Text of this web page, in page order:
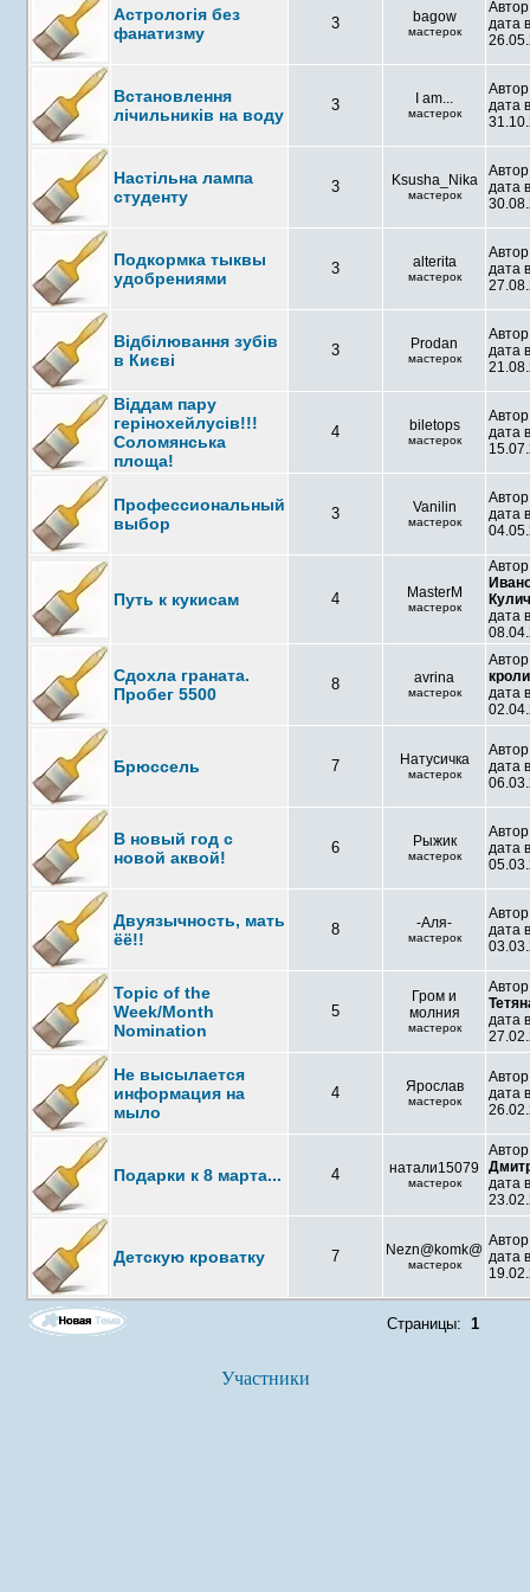
Астрологія без
фанатизму
3 bagow
мастерок
дата
Встановлення
лічильників на воду
3 I am...
мастерок
дата
Настільна лампа
студенту
3 Ksusha_Nika
мастерок
дата
Подкормка тыквы
удобрениями
3 alterita
мастерок
дата
Відбілювання зубів
в Києві
3 Prodan
мастерок
дата
Віддам пару
герінохейлусів!!!
Соломянська
площа!
4 biletops
мастерок
дата
Профессиональный
выбор
3 Vanilin
мастерок
дата
Путь к кукисам 4 MasterM
мастерок
дата
Сдохла граната.
Пробег 5500
8 avrina
мастерок
дата
Брюссель 7 Натусичка
мастерок
дата
В новый год с
новой аквой!
6 Рыжик
мастерок
дата
Двуязычность, мать
ёё!!
8 -Аля-
мастерок
дата
Topic of the
Week/Month
Nomination
5
Гром и
молния
мастерок
дата
Не высылается
информация на
мыло
4 Ярослав
мастерок
дата
Подарки к 8 марта... 4 натали15079
мастерок
дата
Детскую кроватку 7 Nezn@komk@
мастерок
дата
Страницы:1
Участники